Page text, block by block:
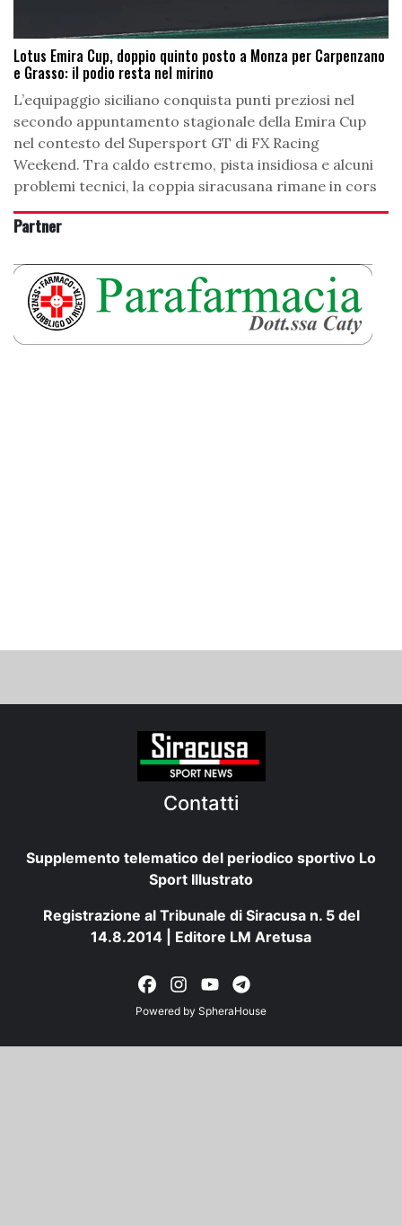
Lotus Emira Cup, doppio quinto posto a Monza per Carpenzano
e Grasso: il podio resta nel mirino
L’equipaggio siciliano conquista punti preziosi nel
secondo appuntamento stagionale della Emira Cup
nel contesto del Supersport GT di FX Racing
Weekend. Tra caldo estremo, pista insidiosa e alcuni
problemi tecnici, la coppia siracusana rimane in cors
Partner
Contatti
Supplemento telematico del periodico sportivo Lo
Sport Illustrato
Registrazione al Tribunale di Siracusa n. 5 del
14.8.2014 | Editore LM Aretusa
Powered by SpheraHouse